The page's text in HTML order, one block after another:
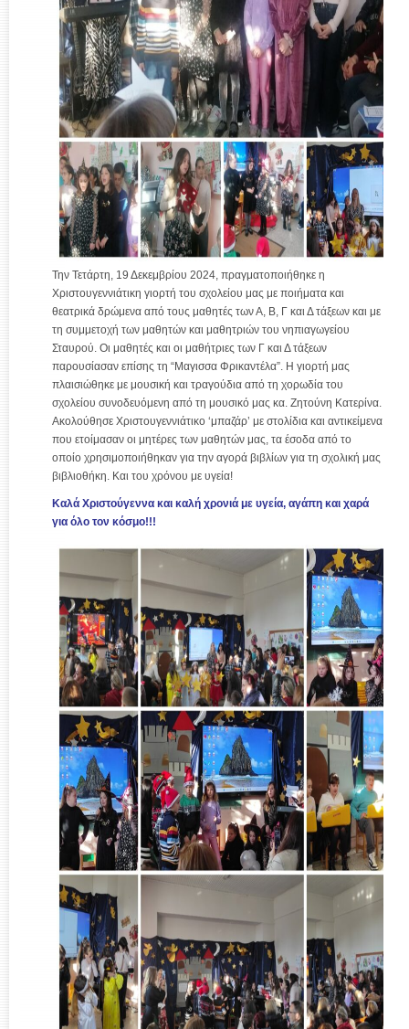
Την Τετάρτη, 19 Δεκεμβρίου 2024, πραγματοποιήθηκε η
Χριστουγεννιάτικη γιορτή του σχολείου μας με ποιήματα και
θεατρικά δρώμενα από τους μαθητές των Α, Β, Γ και Δ τάξεων και με
τη συμμετοχή των μαθητών και μαθητριών του νηπιαγωγείου
Σταυρού. Οι μαθητές και οι μαθήτριες των Γ και Δ τάξεων
παρουσίασαν επίσης τη “Μαγισσα Φρικαντέλα”. Η γιορτή μας
πλαισιώθηκε με μουσική και τραγούδια από τη χορωδία του
σχολείου συνοδευόμενη από τη μουσικό μας κα. Ζητούνη Κατερίνα.
Ακολούθησε Χριστουγεννιάτικο ‘μπαζάρ’ με στολίδια και αντικείμενα
που ετοίμασαν οι μητέρες των μαθητών μας, τα έσοδα από το
οποίο χρησιμοποιήθηκαν για την αγορά βιβλίων για τη σχολική μας
βιβλιοθήκη. Και του χρόνου με υγεία!
Καλά Χριστούγεννα και καλή χρονιά με υγεία, αγάπη και χαρά
για όλο τον κόσμο!!!